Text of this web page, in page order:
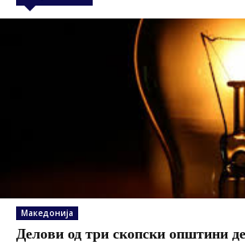
Македонија
Делови од три скопски општини